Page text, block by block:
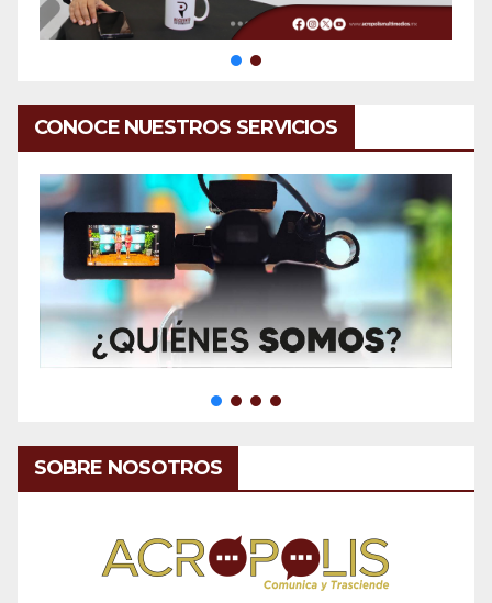
CONOCE NUESTROS SERVICIOS
SOBRE NOSOTROS